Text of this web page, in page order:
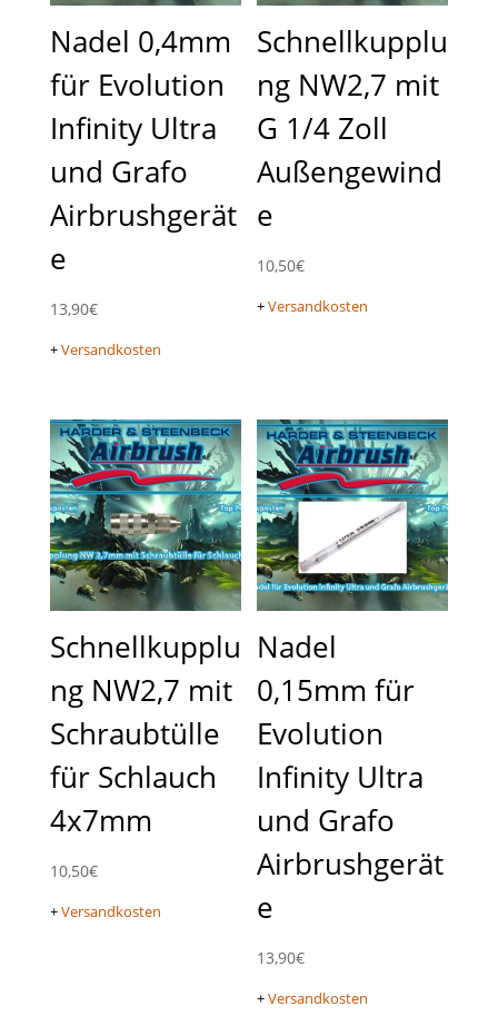
Nadel 0,4mm
für Evolution
Infinity Ultra
und Grafo
Airbrushgerät
e
13,90€
+Versandkosten
Schnellkupplu
ng NW2,7 mit
G 1/4 Zoll
Außengewind
e
10,50€
+Versandkosten
Schnellkupplu
ng NW2,7 mit
Schraubtülle
für Schlauch
4x7mm
10,50€
+Versandkosten
Nadel
0,15mm für
Evolution
Infinity Ultra
und Grafo
Airbrushgerät
e
13,90€
+Versandkosten